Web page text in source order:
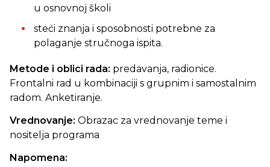
u osnovnoj školi
steći znanja i sposobnosti potrebne za
polaganje stručnoga ispita.
Metode i oblici rada: predavanja, radionice.
Frontalni rad u kombinaciji s grupnim i samostalnim
radom. Anketiranje.
Vrednovanje: Obrazac za vrednovanje teme i
nositelja programa
Napomena: